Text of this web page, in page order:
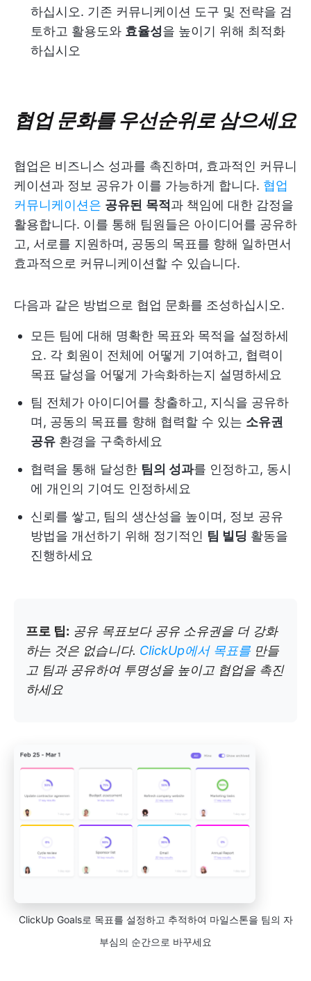
하십시오. 기존 커뮤니케이션 도구 및 전략을 검
토하고 활용도와 효율성을 높이기 위해 최적화
하십시오
협업 문화를 우선순위로 삼으세요
협업은 비즈니스 성과를 촉진하며, 효과적인 커뮤니
케이션과 정보 공유가 이를 가능하게 합니다. 협업
커뮤니케이션은 공유된 목적과 책임에 대한 감정을
활용합니다. 이를 통해 팀원들은 아이디어를 공유하
고, 서로를 지원하며, 공동의 목표를 향해 일하면서
효과적으로 커뮤니케이션할 수 있습니다.
다음과 같은 방법으로 협업 문화를 조성하십시오.
모든 팀에 대해 명확한 목표와 목적을 설정하세
요. 각 회원이 전체에 어떻게 기여하고, 협력이
목표 달성을 어떻게 가속화하는지 설명하세요
팀 전체가 아이디어를 창출하고, 지식을 공유하
며, 공동의 목표를 향해 협력할 수 있는 소유권
공유 환경을 구축하세요
협력을 통해 달성한 팀의 성과를 인정하고, 동시
에 개인의 기여도 인정하세요
신뢰를 쌓고, 팀의 생산성을 높이며, 정보 공유
방법을 개선하기 위해 정기적인 팀 빌딩 활동을
진행하세요
프로 팁: 공유 목표보다 공유 소유권을 더 강화
하는 것은 없습니다. ClickUp에서 목표를 만들
고 팀과 공유하여 투명성을 높이고 협업을 촉진
하세요
ClickUp Goals로 목표를 설정하고 추적하여 마일스톤을 팀의 자
부심의 순간으로 바꾸세요